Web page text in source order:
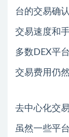
台的交易确
交易速度和
多数DEX平
交易费用仍
去中心化交
虽然一些平